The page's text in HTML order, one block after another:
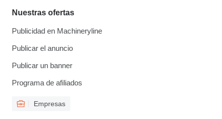
Nuestras ofertas
Publicidad en Machineryline
Publicar el anuncio
Publicar un banner
Programa de afiliados
Empresas